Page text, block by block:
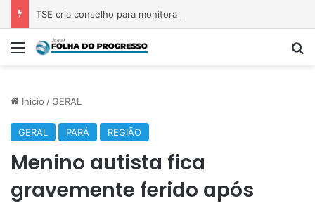
Menu
Início /GERAL
GERAL PARÁ REGIÃO
Menino autista fica
gravemente ferido após